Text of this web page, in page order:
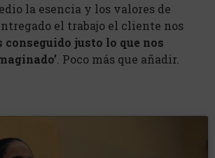
la esencia y los valores de
el trabajo el cliente nos
conseguido justo lo que nos
. Poco más que añadir.